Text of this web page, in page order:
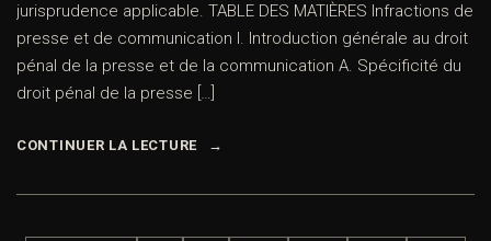
jurisprudence applicable. TABLE DES MATIÈRES Infractions de
presse et de communication I. Introduction générale au droit
pénal de la presse et de la communication A. Spécificité du
droit pénal de la presse […]
CONTINUER LA LECTURE